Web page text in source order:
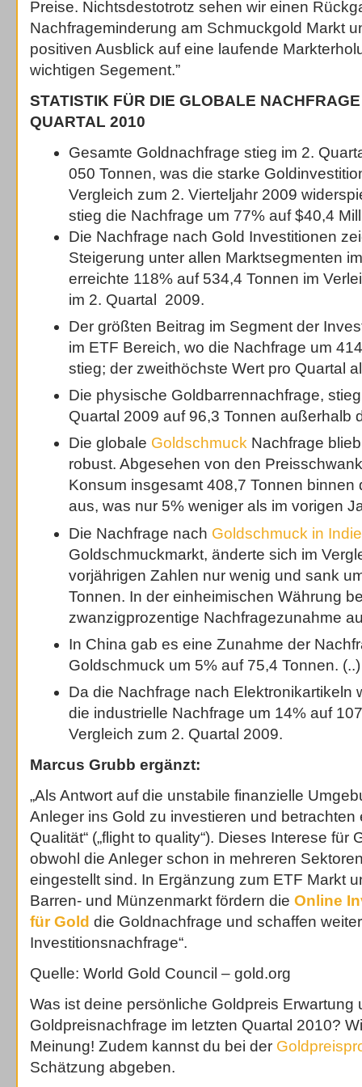
Preise. Nichtsdestotrotz sehen wir einen
Nachfrageminderung am Schmuckgold Markt
positiven Ausblick auf eine laufende
wichtigen Segement.”
STATISTIK FÜR DIE GLOBALE
QUARTAL 2010
Gesamte Goldnachfrage stieg im 2.
050 Tonnen, was die starke
Vergleich zum 2. Vierteljahr 2009
stieg die Nachfrage um 77% auf $40,4
Die Nachfrage nach Gold Investitionen
Steigerung unter allen Marktsegmenten
erreichte 118% auf 534,4 Tonnen im
im 2. Quartal 2009.
Der größten Beitrag im Segment der
im ETF Bereich, wo die Nachfrage um
stieg; der zweithöchste Wert pro Quartal
Die physische Goldbarrennachfrage,
Quartal 2009 auf 96,3 Tonnen außerhalb
Die globale Goldschmuck Nachfrage
robust. Abgesehen von den
Konsum insgesamt 408,7 Tonnen binnen
aus, was nur 5% weniger als im vorigen
Die Nachfrage nach Goldschmuck in
Goldschmuckmarkt, änderte sich im
vorjährigen Zahlen nur wenig und sank
Tonnen. In der einheimischen Währung
zwanzigprozentige Nachfragezunahme
In China gab es eine Zunahme der
Goldschmuck um 5% auf 75,4 Tonnen. (..)
Da die Nachfrage nach Elektronikartikeln
die industrielle Nachfrage um 14% auf
Vergleich zum 2. Quartal 2009.
Marcus Grubb ergänzt:
„Als Antwort auf die unstabile finanzielle
Anleger ins Gold zu investieren und betrachten
Qualität“ („flight to quality“). Dieses Interese für
obwohl die Anleger schon in mehreren
eingestellt sind. In Ergänzung zum ETF Markt
Barren- und Münzenmarkt fördern die Online
für Gold die Goldnachfrage und schaffen
Investitionsnachfrage“.
Quelle: World Gold Council – gold.org
Was ist deine persönliche Goldpreis Erwartung
Goldpreisnachfrage im letzten Quartal 2010?
Meinung! Zudem kannst du bei der
Schätzung abgeben.